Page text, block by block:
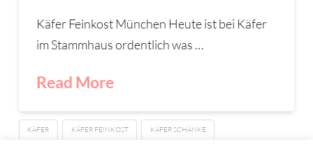
Käfer Feinkost München Heute ist bei Käfer
im Stammhaus ordentlich was …
Read More
KÄFER KÄFER FEINKOST KÄFER SCHÄNKE